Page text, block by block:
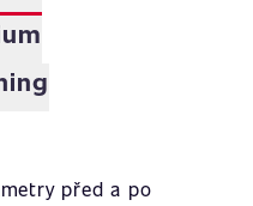
před a po